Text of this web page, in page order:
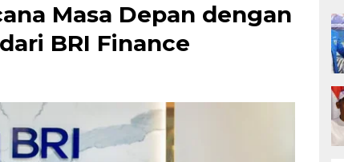
Masa Depan dengan
BRI Finance